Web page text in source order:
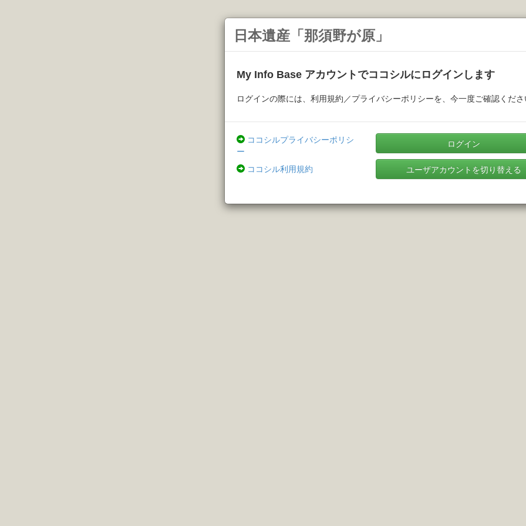
日本遺産「那須野が原」
My Info Base アカウントでココシルにログインします
ログインの際には、利用規約／プライバシーポリシーを、今一度ご確認くだ
ココシルプライバシーポリシ
ー
ココシル利用規約
ログイン
ユーザアカウントを切り替える